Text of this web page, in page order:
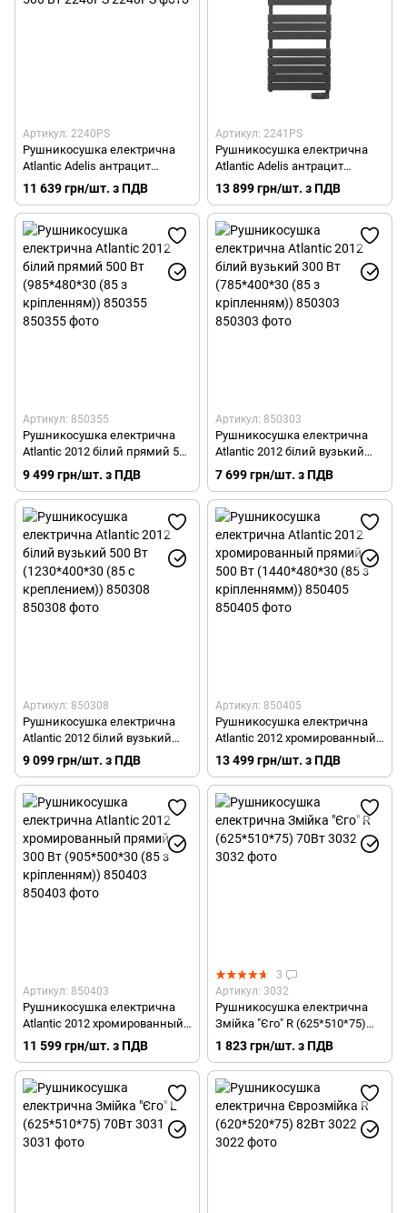
Артикул: 2240PS
Рушникосушка електрична
Atlantic Adelis антрацит
984х556х118мм 500 Вт 2240PS
11 639 грн/шт. з ПДВ
Артикул: 2241PS
Рушникосушка електрична
Atlantic Adelis антрацит
1374х556х118мм 750 Вт
13 899 грн/шт. з ПДВ
Артикул: 850355
Рушникосушка електрична
Atlantic 2012 білий прямий 500
Вт (985*480*30 (85 з
кріпленням)) 850355
9 499 грн/шт. з ПДВ
Артикул: 850303
Рушникосушка електрична
Atlantic 2012 білий вузький
300 Вт (785*400*30 (85 з
кріпленням)) 850303
7 699 грн/шт. з ПДВ
Артикул: 850308
Рушникосушка електрична
Atlantic 2012 білий вузький
500 Вт (1230*400*30 (85 с
креплением)) 850308
9 099 грн/шт. з ПДВ
Артикул: 850405
Рушникосушка електрична
Atlantic 2012 хромированный
прямий 500 Вт (1440*480*30
(85 з кріпленнямм)) 850405
13 499 грн/шт. з ПДВ
Артикул: 850403
Рушникосушка електрична
Atlantic 2012 хромированный
прямий 300 Вт (905*500*30 (85
з кріпленням)) 850403
11 599 грн/шт. з ПДВ
3
Артикул: 3032
Рушникосушка електрична
Змійка "Єго" R (625*510*75)
70Вт 3032
1 823 грн/шт. з ПДВ